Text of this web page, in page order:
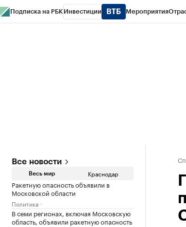
Подписка на РБК Инвестиции Мероприятия
Все новости
Весь мир Краснодар
Ракетную опасность объявили в
Московской области
Политика
В семи регионах, включая Московскую
область, объявили ракетную опасность